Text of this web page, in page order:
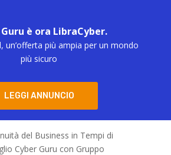
è ora LibraCyber.
un’offerta più ampia per un mondo
più sicuro
LEGGI ANNUNCIO
SUMMIT LIVE 2020: 02 luglio
30, 2020
del Business in Tempi di
Cyber Guru con Gruppo